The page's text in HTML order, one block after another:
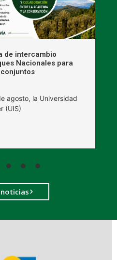
de intercambio
Nacionales para
agosto, la Universidad
(UIS)